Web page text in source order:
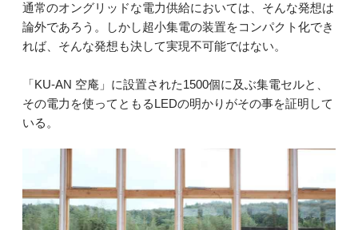
通常のオングリッドな電力供給においては、そんな発想は
論外であろう。しかし超小集電の装置をコンパクト化でき
れば、そんな発想も決して実現不可能ではない。
「KU-AN 空庵」に設置された1500個に及ぶ集電セルと、
その電力を使ってともるLEDの明かりがその事を証明して
いる。